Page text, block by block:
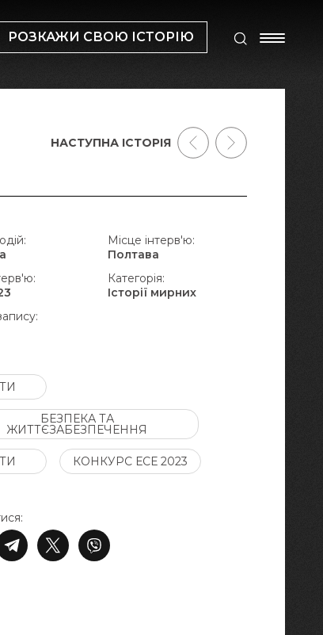
РОЗКАЖИ СВОЮ ІСТОРІЮ
Місце інтерв'ю:
Полтава
Категорія:
Історії мирних
БЕЗПЕКА ТА
ЖИТТЄЗАБЕЗПЕЧЕННЯ
КОНКУРС ЕСЕ 2023
НАСТУПНА ІСТОРІЯ